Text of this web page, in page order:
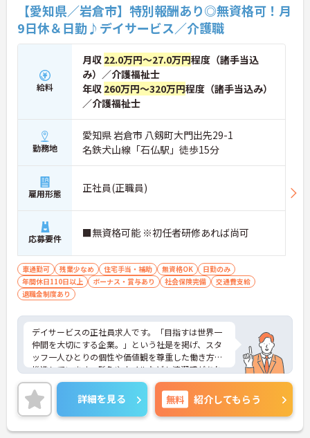
【愛知県／岩倉市】特別報酬あり◎無資格可！月
9日休＆日勤♪デイサービス／介護職
給料
月収 22.0万円～27.0万円程度（諸手当込
み）／介護福祉士
年収 260万円～320万円程度（諸手当込み）
／介護福祉士
勤務地
愛知県 岩倉市 八剱町大門出先29-1
名鉄犬山線「石仏駅」徒歩15分
雇用形態 正社員(正職員)
応募要件 ■無資格可能 ※初任者研修あれば尚可
車通勤可 残業少なめ 住宅手当・補助 無資格OK
日勤のみ
年間休日110日以上
ボーナス・賞与あり 社会保険完備
交通費支給
退職金制度あり
デイサービスの正社員求人です。「目指すは世界一
仲間を大切にする企業。」という社是を掲げ、スタ
ッフ一人ひとりの個性や価値観を尊重した働き方を
推進しています。髪色やネイルなども清潔感があれ
ば原則自由となっており、自分らしいスタイルで無
理なく働くことが可能です。日々の頑張りやチーム
ワークは賞与とは別に支給される特別報酬としてし
っかり還元されるため、高いモチベーションを維持
しながら業務に取り組めます。残業は少なく、月9日
詳細を見る 無料 紹介してもらう